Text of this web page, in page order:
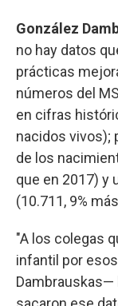
González
no hay datos
prácticas
números del
en cifras
nacidos vivos);
de los
que en 2017) y
(10.711, 9%
"A los colegas
infantil por
Dambrauskas—